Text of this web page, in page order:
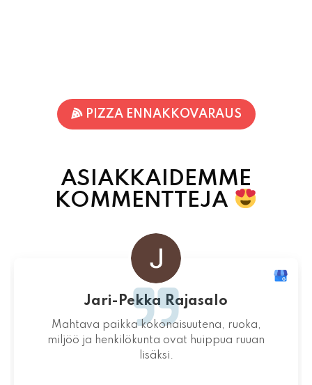
PIZZA ENNAKKOVARAUS
ASIAKKAIDEMME
KOMMENTTEJA
Jari-Pekka Rajasalo
Mahtava paikka kokonaisuutena, ruoka,
miljöö ja henkilökunta ovat huippua ruuan
lisäksi.